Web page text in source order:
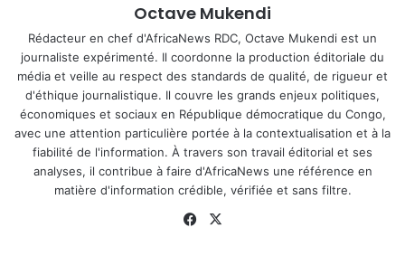
Octave Mukendi
Rédacteur en chef d'AfricaNews RDC, Octave Mukendi est un
journaliste expérimenté. Il coordonne la production éditoriale du
média et veille au respect des standards de qualité, de rigueur et
d'éthique journalistique. Il couvre les grands enjeux politiques,
économiques et sociaux en République démocratique du Congo,
avec une attention particulière portée à la contextualisation et à la
fiabilité de l'information. À travers son travail éditorial et ses
analyses, il contribue à faire d'AfricaNews une référence en
matière d'information crédible, vérifiée et sans filtre.
Facebook